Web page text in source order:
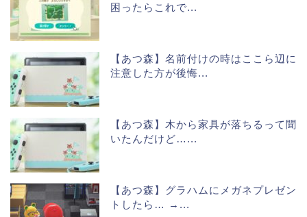
困ったらこれで...
【あつ森】名前付けの時はここら辺に
注意した方が後悔...
【あつ森】木から家具が落ちるって聞
いたんだけど…...
【あつ森】グラハムにメガネプレゼン
トしたら… →...